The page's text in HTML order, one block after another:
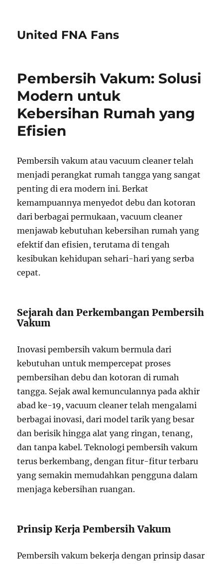
United FNA Fans
Pembersih Vakum: Solusi
Modern untuk
Kebersihan Rumah yang
Efisien
Pembersih vakum atau vacuum cleaner telah
menjadi perangkat rumah tangga yang sangat
penting di era modern ini. Berkat
kemampuannya menyedot debu dan kotoran
dari berbagai permukaan, vacuum cleaner
menjawab kebutuhan kebersihan rumah yang
efektif dan efisien, terutama di tengah
kesibukan kehidupan sehari-hari yang serba
cepat.
Sejarah dan Perkembangan Pembersih
Vakum
Inovasi pembersih vakum bermula dari
kebutuhan untuk mempercepat proses
pembersihan debu dan kotoran di rumah
tangga. Sejak awal kemunculannya pada akhir
abad ke-19, vacuum cleaner telah mengalami
berbagai inovasi, dari model tarik yang besar
dan berisik hingga alat yang ringan, tenang,
dan tanpa kabel. Teknologi pembersih vakum
terus berkembang, dengan fitur-fitur terbaru
yang semakin memudahkan pengguna dalam
menjaga kebersihan ruangan.
Prinsip Kerja Pembersih Vakum
Pembersih vakum bekerja dengan prinsip dasar